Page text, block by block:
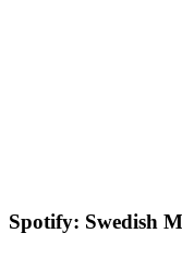
Spotify: Swedish